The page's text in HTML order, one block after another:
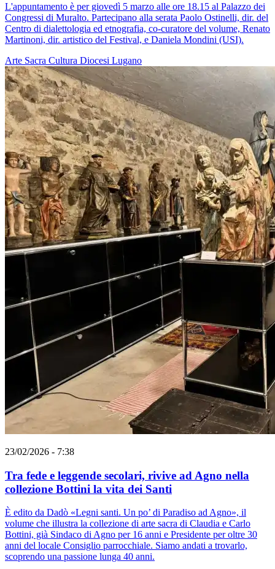
L'appuntamento è per giovedì 5 marzo alle ore 18.15 al Palazzo dei
Congressi di Muralto. Partecipano alla serata Paolo Ostinelli, dir. del
Centro di dialettologia ed etnografia, co-curatore del volume, Renato
Martinoni, dir. artistico del Festival, e Daniela Mondini (USI).
Arte Sacra Cultura Diocesi Lugano
23/02/2026 - 7:38
Tra fede e leggende secolari, rivive ad Agno nella
collezione Bottini la vita dei Santi
È edito da Dadò «Legni santi. Un po’ di Paradiso ad Agno», il
volume che illustra la collezione di arte sacra di Claudia e Carlo
Bottini, già Sindaco di Agno per 16 anni e Presidente per oltre 30
anni del locale Consiglio parrocchiale. Siamo andati a trovarlo,
scoprendo una passione lunga 40 anni.